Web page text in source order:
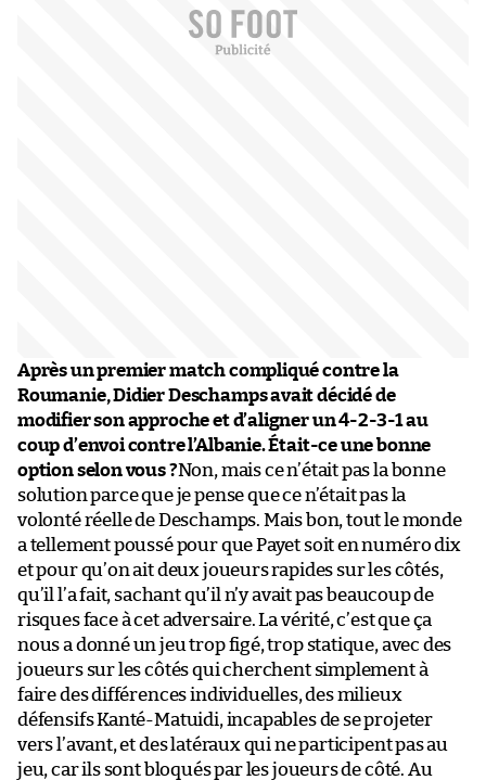
Après un premier match compliqué contre la
Roumanie, Didier Deschamps avait décidé de
modifier son approche et d’aligner un 4-2-3-1 au
coup d’envoi contre l’Albanie. Était-ce une bonne
option selon vous ?Non, mais ce n’était pas la bonne
solution parce que je pense que ce n’était pas la
volonté réelle de Deschamps. Mais bon, tout le monde
a tellement poussé pour que Payet soit en numéro dix
et pour qu’on ait deux joueurs rapides sur les côtés,
qu’il l’a fait, sachant qu’il n’y avait pas beaucoup de
risques face à cet adversaire. La vérité, c’est que ça
nous a donné un jeu trop figé, trop statique, avec des
joueurs sur les côtés qui cherchent simplement à
faire des différences individuelles, des milieux
défensifs Kanté-Matuidi, incapables de se projeter
vers l’avant, et des latéraux qui ne participent pas au
jeu, car ils sont bloqués par les joueurs de côté. Au